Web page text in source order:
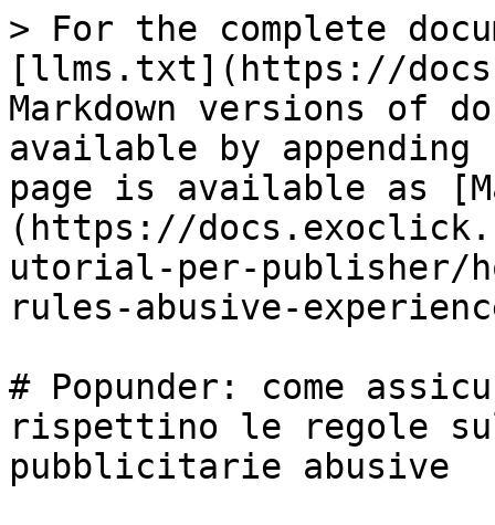
> For the complete
[llms.txt](https://
Markdown versions of
available by
page is available as
(https://
utorial-per-publisher/
rules-abusive-
# Popunder: come
rispettino le regole
pubblicitarie abusive